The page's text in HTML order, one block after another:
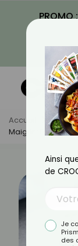
Accueil Actus
Maigrir : Faut-Il
Ainsi
de
Je
des